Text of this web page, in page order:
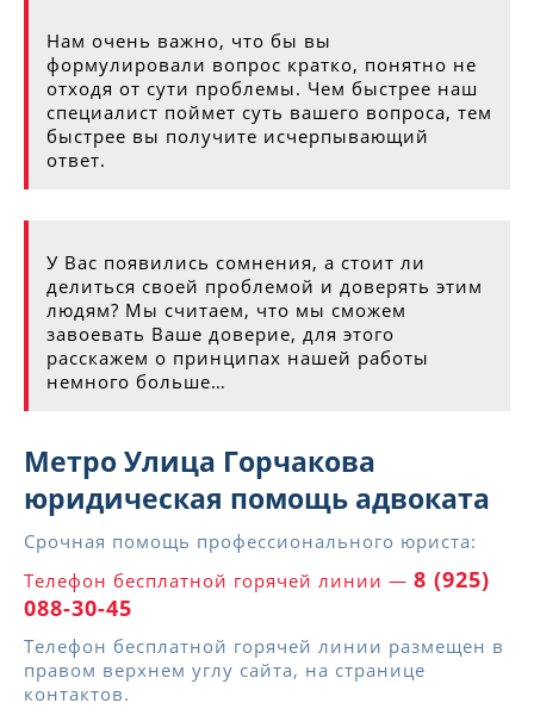
Нам очень важно, что бы вы
формулировали вопрос кратко, понятно не
отходя от сути проблемы. Чем быстрее наш
специалист поймет суть вашего вопроса, тем
быстрее вы получите исчерпывающий
ответ.
У Вас появились сомнения, а стоит ли
делиться своей проблемой и доверять этим
людям? Мы считаем, что мы сможем
завоевать Ваше доверие, для этого
расскажем о принципах нашей работы
немного больше…
Метро Улица Горчакова
юридическая помощь адвоката
Срочная помощь профессионального юриста:
Телефон бесплатной горячей линии — 8 (925)
088-30-45
Телефон бесплатной горячей линии размещен в
правом верхнем углу сайта, на странице
контактов.